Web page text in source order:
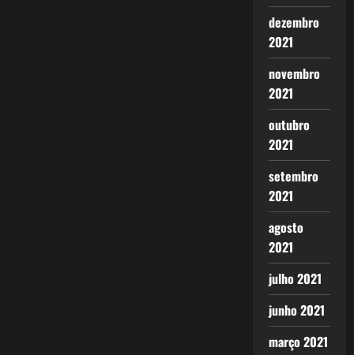
dezembro
2021
novembro
2021
outubro
2021
setembro
2021
agosto
2021
julho 2021
junho 2021
março 2021